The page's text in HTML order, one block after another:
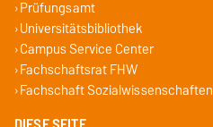
Prüfungsamt
Universitätsbibliothek
Campus Service Center
Fachschaftsrat FHW
Fachschaft Sozialwissenschaften